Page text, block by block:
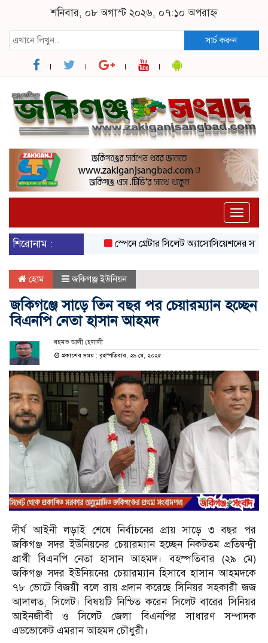
শনিবার, ০৮ অগাস্ট ২০২৬, ০৭:১০ অপরাহ্ন
সার্চ করুন
Toggle
শিরোনাম :
স্পেনে গ্রেটার সিলেট অ্যাসোসিয়েশনের
হোম জকিগঞ্জ ইউনিয়ন
জকিগঞ্জে সাড়ে তিন বছর পর চেয়ারম্যান হচ্ছেন
বিএনপি নেতা হাসান আহমদ
রহমত আলী হেলালী
প্রকাশের সময় : বৃহস্পতিবার, ২৯ মে, ২০২৫
দীর্ঘ আইনী লড়াই শেষে নির্বাচনের প্রায় সাড়ে ৩ বছর পর
জকিগঞ্জ সদর ইউনিয়নের চেয়ারম্যান হচ্ছেন নিকটতম প্রতিদ্বন্দ্বী
প্রার্থী বিএনপি নেতা হাসান আহমদ। বহস্পতিবার (২৯ মে)
জকিগঞ্জ সদর ইউনিয়নের চেয়ারম্যান হিসাবে হাসান আহমদকে
৭৮ ভোটে বিজয়ী বলে রায় প্রদান করেছে সিনিয়র সহকারী জজ
আদালত, সিলেট। বিষয়টি নিশ্চিত করেন সিলেট বারের সিনিয়র
আইনজীবী ও সিলেট জেলা বিএনপির সাধারণ সম্পাদক
এডভোকেট এমরান আহমদ চৌধুরী।